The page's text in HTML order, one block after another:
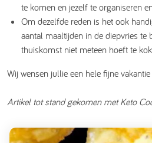
te komen en jezelf te organiseren
Om dezelfde reden is het ook
aantal maaltijden in de diepvries te
thuiskomst niet meteen hoeft te
Wij wensen jullie een hele fijne vakantie
Artikel tot stand gekomen met Keto